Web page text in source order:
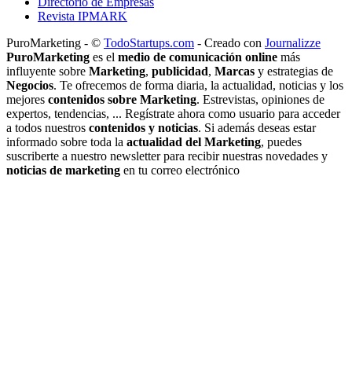
Revista IPMARK
PuroMarketing - © TodoStartups.com - Creado con Journalizze
PuroMarketing es el medio de comunicación online más
influyente sobre Marketing, publicidad, Marcas y estrategias de
Negocios. Te ofrecemos de forma diaria, la actualidad, noticias y los
mejores contenidos sobre Marketing. Estrevistas, opiniones de
expertos, tendencias, ... Regístrate ahora como usuario para acceder
a todos nuestros contenidos y noticias. Si además deseas estar
informado sobre toda la actualidad del Marketing, puedes
suscriberte a nuestro newsletter para recibir nuestras novedades y
noticias de marketing en tu correo electrónico